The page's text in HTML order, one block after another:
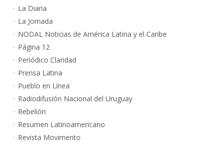
La Diaria
La Jornada
NODAL Noticias de América Latina y el Caribe
Página 12
Periódico Claridad
Prensa Latina
Pueblo en Línea
Radiodifusión Nacional del Uruguay
Rebelión
Resumen Latinoamericano
Revista Movimento